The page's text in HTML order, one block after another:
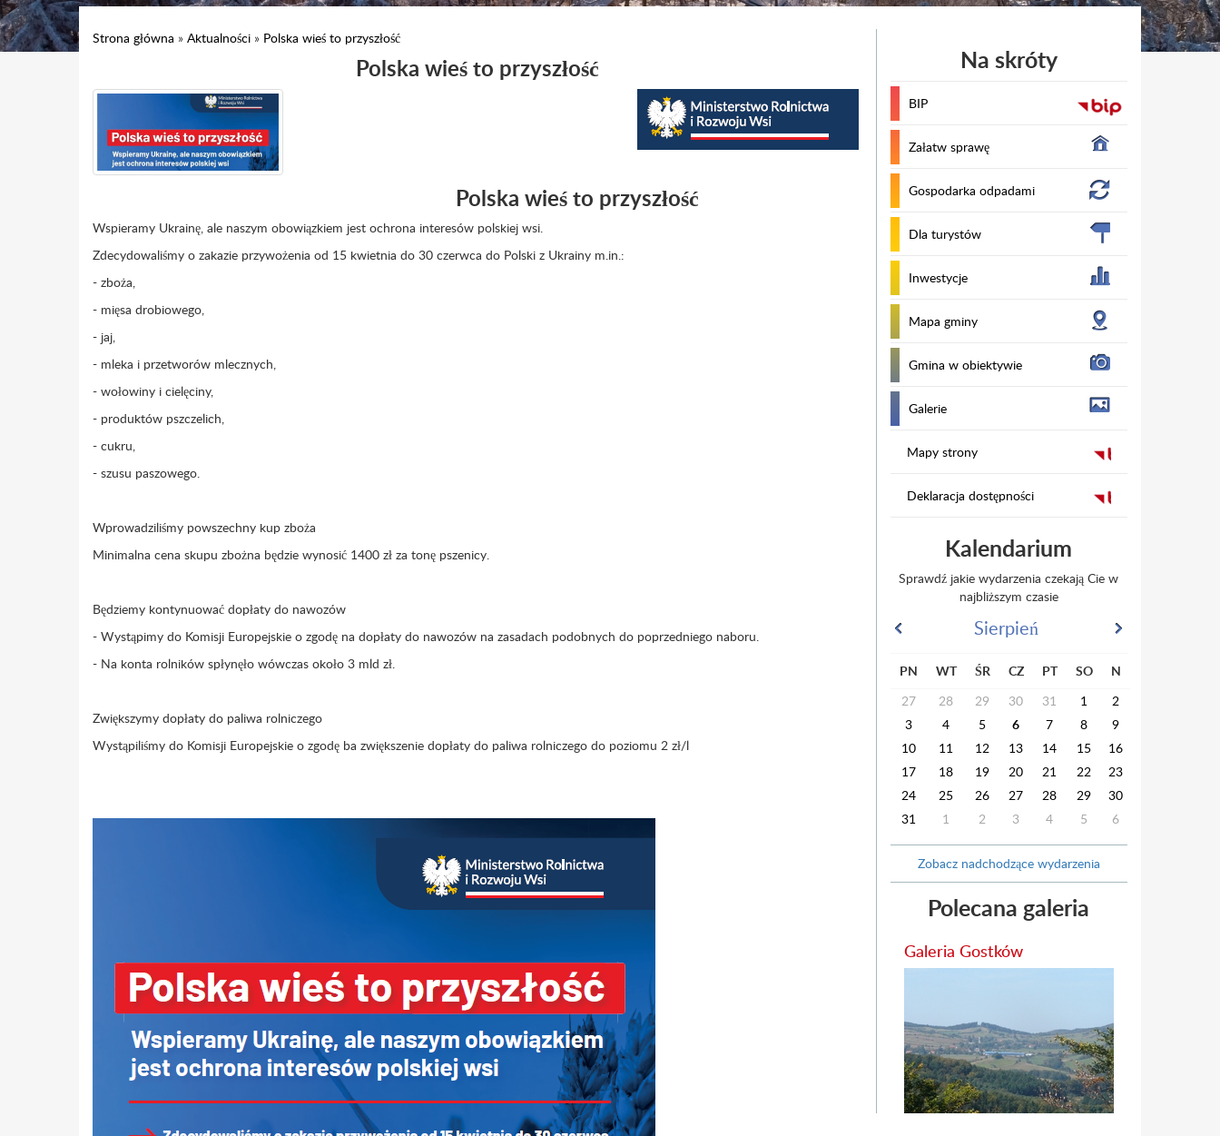
Strona główna » Aktualności » Polska wieś to przyszłość
Polska wieś to przyszłość
Polska wieś to przyszłość
Wspieramy Ukrainę, ale naszym obowiązkiem jest ochrona interesów polskiej wsi.
Zdecydowaliśmy o zakazie przywożenia od 15 kwietnia do 30 czerwca do Polski z Ukrainy m.in.:
- zboża,
- mięsa drobiowego,
- jaj,
- mleka i przetworów mlecznych,
- wołowiny i cielęciny,
- produktów pszczelich,
- cukru,
- szusu paszowego.
Wprowadziliśmy powszechny kup zboża
Minimalna cena skupu zbożna będzie wynosić 1400 zł za tonę pszenicy.
Będziemy kontynuować dopłaty do nawozów
- Wystąpimy do Komisji Europejskie o zgodę na dopłaty do nawozów na zasadach podobnych do poprzedniego naboru.
- Na konta rolników spłynęło wówczas około 3 mld zł.
Zwiększymy dopłaty do paliwa rolniczego
Wystąpiliśmy do Komisji Europejskie o zgodę ba zwiększenie dopłaty do paliwa rolniczego do poziomu 2 zł/l
Na skróty
BIP
Załatw sprawę
Gospodarka odpadami
Dla turystów
Inwestycje
Mapa gminy
Gmina w obiektywie
Galerie
Mapy strony
Deklaracja dostępności
Kalendarium
Sprawdź jakie wydarzenia czekają Cie w
najbliższym czasie
Sierpień
PN WT ŚR CZ PT SO
N
27
28 29 30 31 1
2
3
4 5 6 7 8
9
10
11 12 13 14 15
16
17
18 19 20 21 22
23
24
25 26 27 28 29
30
31
1 2 3 4 5 6
Zobacz nadchodzące wydarzenia
Polecana galeria
Galeria Gostków